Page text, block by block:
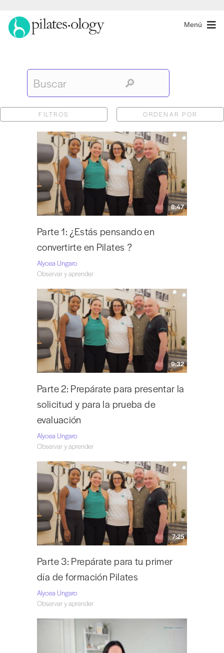
Menú
FILTROS ORDENAR POR
8:47
Parte 1: ¿Estás pensando en
convertirte en Pilates ?
Alycea Ungaro
Observar y aprender
9:32
Parte 2: Prepárate para presentar la
solicitud y para la prueba de
evaluación
Alycea Ungaro
Observar y aprender
7:25
Parte 3: Prepárate para tu primer
día de formación Pilates
Alycea Ungaro
Observar y aprender